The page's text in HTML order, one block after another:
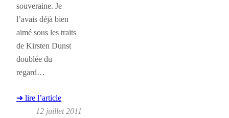
souveraine. Je
l’avais déjà bien
aimé sous les traits
de Kirsten Dunst
doublée du
regard…
➜ lire l’article
12 juillet 2011